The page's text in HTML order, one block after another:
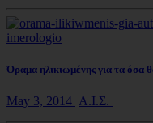
Όραμα ηλικιωμένης για τα όσα
May 3, 2014 Α.Ι.Σ.